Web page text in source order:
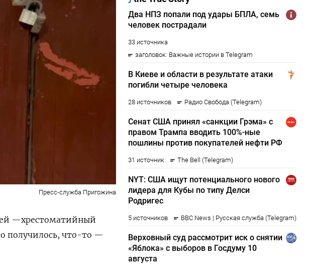
Пресс-служба Пригожина
—хрестоматийный
получилось, что-то —